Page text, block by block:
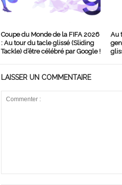
Coupe du Monde de la FIFA 2026
: Au tour du tacle glissé (Sliding
Tackle) d’être célébré par Google !
Au
LAISSER UN COMMENTAIRE